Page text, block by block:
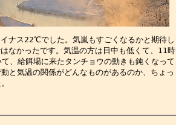
ナス22℃でした。気嵐もすごくなるかと期待し
なかったです。気温の方は日中も低くて、11時
、給餌場に来たタンチョウの動きも鈍くなって
と気温の関係がどんなものがあるのか、ちょっ
たくなりました。